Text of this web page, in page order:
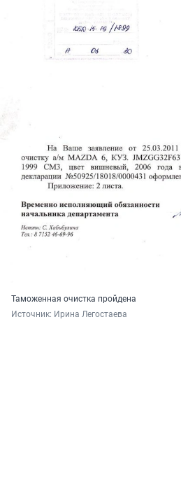
Таможенная очистка пройдена
Источник: Ирина Легостаева